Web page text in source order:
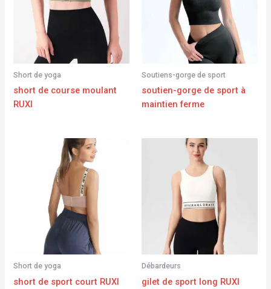
Short de yoga
short de course moulant
RUXI
Soutiens-gorge de sport
soutien-gorge de sport à
maintien ferme
Short de yoga
short de sport court RUXI
Débardeurs
gilet de sport long RUXI